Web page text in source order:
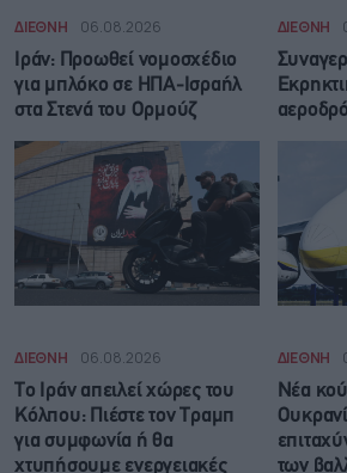
ΔΙΕΘΝΗ 06.08.2026
Ιράν: Προωθεί νομοσχέδιο
για μπλόκο σε ΗΠΑ-Ισραήλ
στα Στενά του Ορμούζ
ΔΙΕΘΝΗ
ΔΙΕΘΝΗ 06.08.2026
Το Ιράν απειλεί χώρες του
Κόλπου: Πιέστε τον Τραμπ
για συμφωνία ή θα
χτυπήσουμε ενεργειακές
ΔΙΕΘΝΗ
Νέα
των